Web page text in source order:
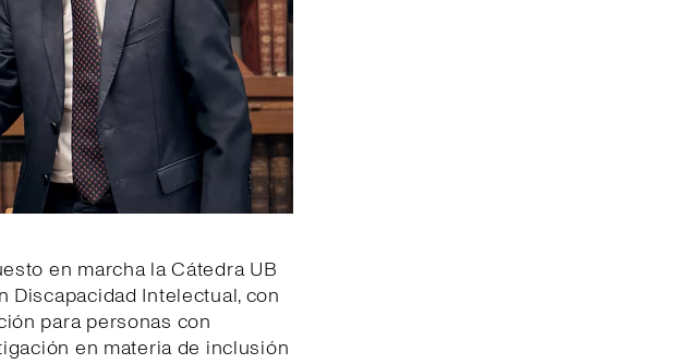
en marcha la Cátedra UB
Discapacidad Intelectual, con
para personas con
en materia de inclusión